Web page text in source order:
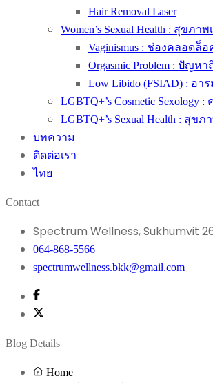
Hair Removal Laser
Women’s Sexual Health : สุขภา
Vaginismus : ช่องคลอดล็อ
Orgasmic Problem : ปัญห
Low Libido (FSIAD) : อา
LGBTQ+’s Cosmetic Sexology
LGBTQ+’s Sexual Health : สุข
บทความ
ติดต่อเรา
ไทย
Contact
Spectrum Wellness, Sukhumvit
064-868-5566
spectrumwellness.bkk@gmail.com
Blog Details
Home